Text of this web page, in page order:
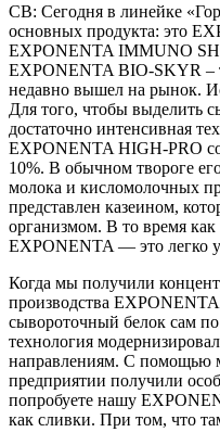
СВ: Сегодня в линейке
основных продукта: это
EXPONENTA IMMUNO
EXPONENTA BIO-SKYR –
недавно вышел на рынок.
Для того, чтобы выделить
достаточно интенсивная
EXPONENTA HIGH-PRO
10%. В обычном твороге
молока и кисломолочных
представлен казеином,
организмом. В то время как
EXPONENTA — это легко
Когда мы получили
производства
сывороточный белок сам
технология
направлениям. С помощью
предприятии получили
попробуете нашу
как сливки. При том, что